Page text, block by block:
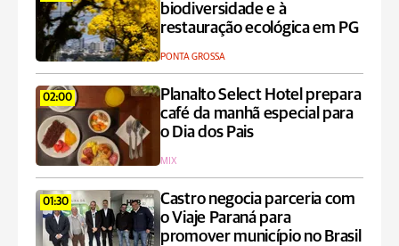
biodiversidade e à
restauração ecológica em PG
PONTA GROSSA
02:00
Planalto Select Hotel prepara
café da manhã especial para
o Dia dos Pais
MIX
01:30
Castro negocia parceria com
o Viaje Paraná para
promover município no Brasil